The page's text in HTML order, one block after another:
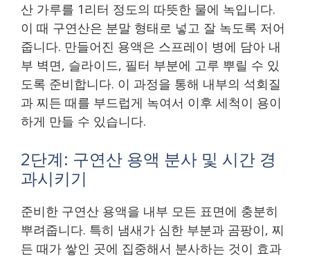
산 가루를 1리터 정도의 따뜻한 물에 녹입니다.
이 때 구연산은 분말 형태로 넣고 잘 녹도록 저어
줍니다. 만들어진 용액은 스프레이 병에 담아 내
부 벽면, 슬라이드, 필터 부분에 고루 뿌릴 수 있
도록 준비합니다. 이 과정을 통해 내부의 석회질
과 찌든 때를 부드럽게 녹여서 이후 세척이 용이
하게 만들 수 있습니다.
2단계: 구연산 용액 분사 및 시간 경
과시키기
준비한 구연산 용액을 내부 모든 표면에 충분히
뿌려줍니다. 특히 냄새가 심한 부분과 곰팡이, 찌
든 때가 쌓인 곳에 집중해서 분사하는 것이 효과